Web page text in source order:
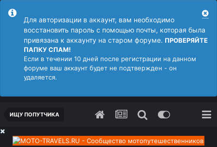
Для авторизации в аккаунт, вам необходимо
восстановить пароль с помощью почты, которая была
привязана к аккаунту на старом форуме. ПРОВЕРЯЙТЕ
ПАПКУ СПАМ!
Если в течении 10 дней после регистрации на данном
форуме ваш аккаунт будет не подтвержден - он
удаляется.
ИЩУ ПОПУТЧИКА